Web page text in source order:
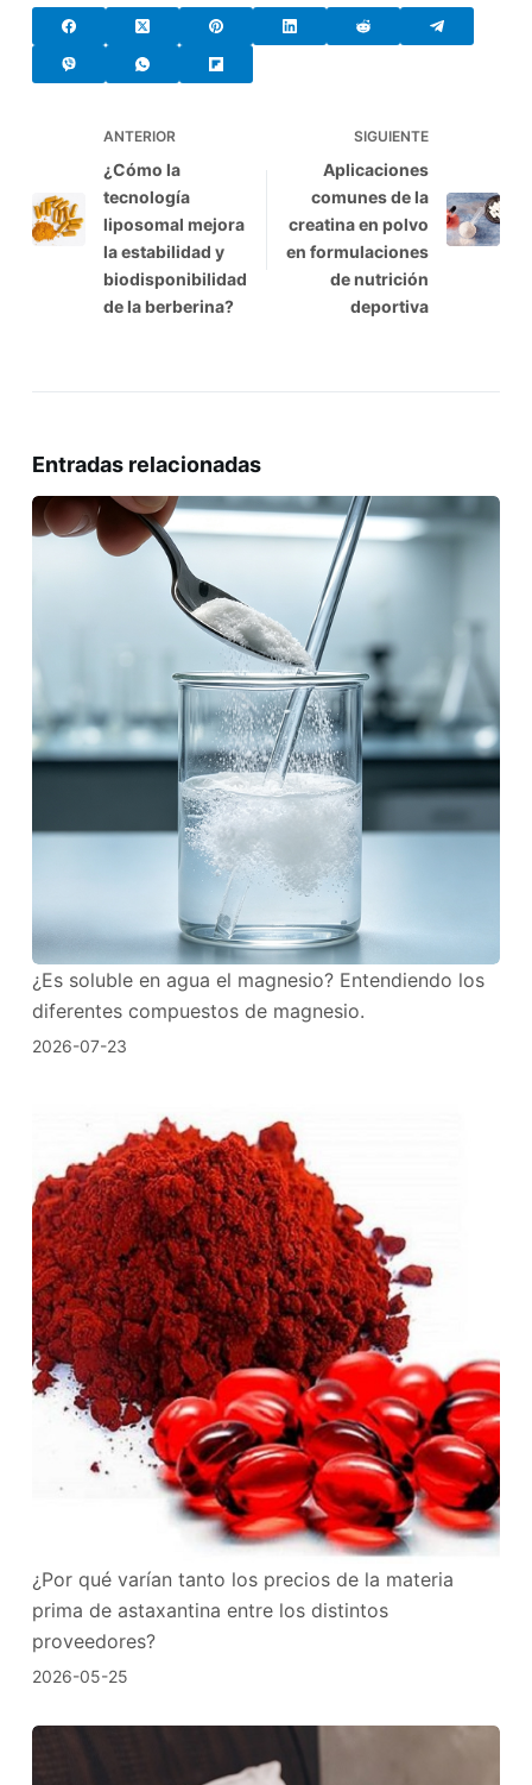
ANTERIOR
¿Cómo la
tecnología
liposomal mejora
la estabilidad y
biodisponibilidad
de la berberina?
SIGUIENTE
Aplicaciones
comunes de la
creatina en polvo
en formulaciones
de nutrición
deportiva
Entradas relacionadas
¿Es soluble en agua el magnesio? Entendiendo los
diferentes compuestos de magnesio.
2026-07-23
¿Por qué varían tanto los precios de la materia
prima de astaxantina entre los distintos
proveedores?
2026-05-25